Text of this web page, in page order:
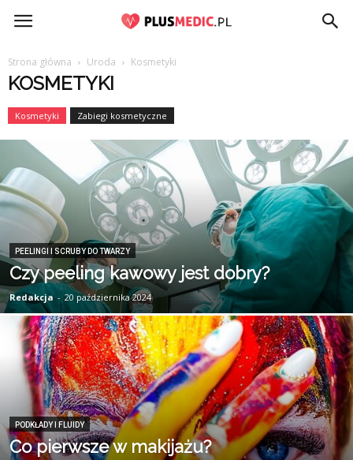
PlusMedic.pl
Strona główna Uroda Kosmetyki
KOSMETYKI
Kosmetyki Zabiegi kosmetyczne
PEELINGI I SCRUBY DO TWARZY
Czy peeling kawowy jest dobry?
Redakcja - 20 października 2024
PODKŁADY I FLUIDY
Co pierwsze w makijażu?